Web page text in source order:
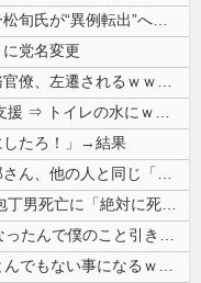
【総務省人事】エース級の財務官僚・一松旬氏が“異例転出”へ 官邸幹部「...
に党名変更
【朗報】減税に反対したエース級の財務官僚、左遷されるｗｗｗｗｗｗ
【ニュース】 韓国が熊本被災地に水を支援 ⇒ トイレの水にｗｗｗｗｗｗ...
したろ！」→結果
【悲報】ワンピース原作者・尾田栄一郎さん、他の人と同じ「漫画家」という...
【悲報】 玉川徹さん、警官の発泡での包丁男死亡に「絶対に死刑にならない...
【人工障がい者】 甥(28)「両親が亡くなったんで僕のこと引き取ってほ...
【画像】 Netflix版『リボンの騎士』、とんでもない事になるｗｗｗ...